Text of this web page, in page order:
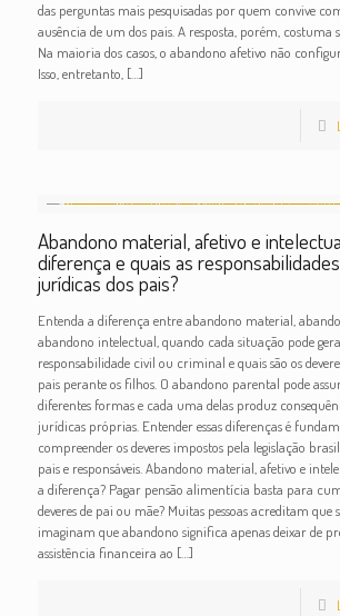
das perguntas mais pesquisadas por quem convive
ausência de um dos pais. A resposta, porém, costuma
Na maioria dos casos, o abandono afetivo não
Isso, entretanto, […]
Abandono material, afetivo e
diferença e quais as responsabilidades
jurídicas dos pais?
Entenda a diferença entre abandono material,
abandono intelectual, quando cada situação pode
responsabilidade civil ou criminal e quais são os
pais perante os filhos. O abandono parental pode
diferentes formas e cada uma delas produz
jurídicas próprias. Entender essas diferenças é
compreender os deveres impostos pela legislação
pais e responsáveis. Abandono material, afetivo e
a diferença? Pagar pensão alimentícia basta para
deveres de pai ou mãe? Muitas pessoas acreditam que
imaginam que abandono significa apenas deixar de
assistência financeira ao […]